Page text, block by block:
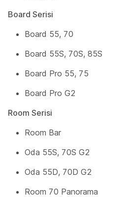
Board Serisi
Board 55, 70
Board 55S, 70S, 85S
Board Pro 55, 75
Board Pro G2
Room Serisi
Room Bar
Oda 55S, 70S G2
Oda 55D, 70D G2
Room 70 Panorama